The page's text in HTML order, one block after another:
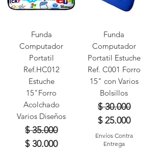
Funda
Computador
Portatil
Ref.HC012
Estuche
15"Forro
Acolchado
Varios Diseños
Precio
$ 35.000Precio de oferta
$ 30.000
Funda
Computador
Portatil Estuche
Ref. C001 Forro
15" con Varios
Bolsillos
Precio
$ 30.000Precio de oferta
$ 25.000
Envíos Contra
Entrega